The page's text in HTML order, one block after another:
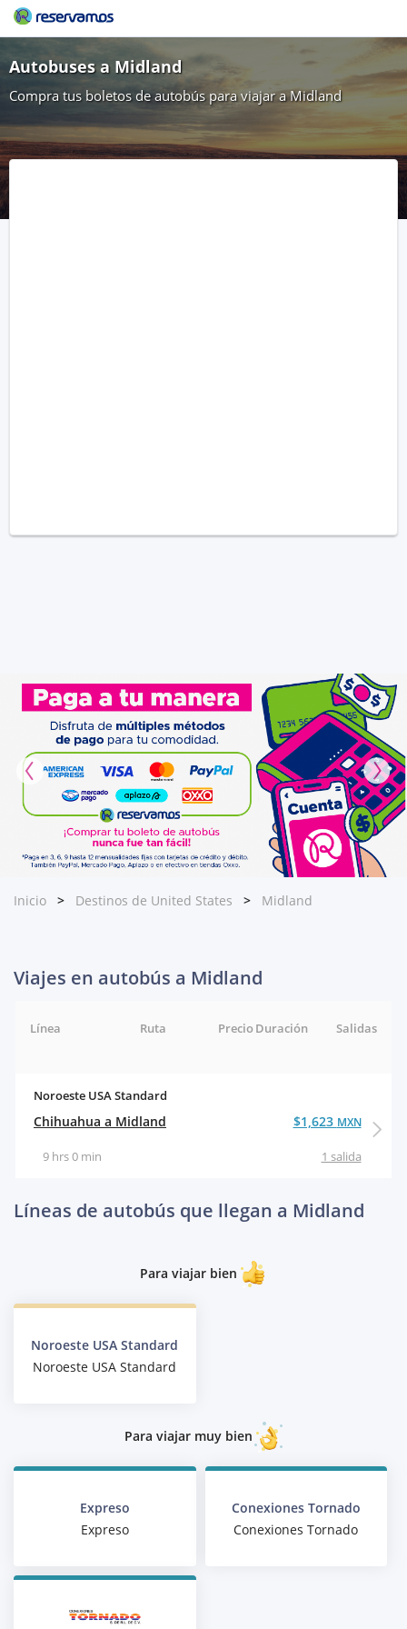
Autobuses a Midland
Compra tus boletos de autobús para viajar a Midland
Inicio Destinos de United States Midland
Viajes en autobús a Midland
Línea Ruta Salidas
Duración
Precio
Noroeste USA Standard
Chihuahua a Midland
1 salida
9 hrs 0 min
$1,623 MXN
Líneas de autobús que llegan a Midland
Para viajar bien
Noroeste USA Standard
Noroeste USA Standard
Para viajar muy bien
Expreso
Expreso
Conexiones Tornado
Conexiones Tornado